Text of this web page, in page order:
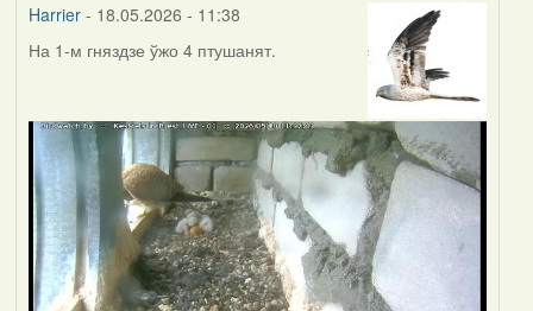
Harrier- 18.05.2026 - 11:38
На 1-м гняздзе ўжо 4 птушанят.